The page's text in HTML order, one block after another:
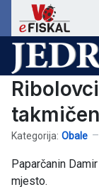
Kategorija: Obale
Paparčanin
mjesto.